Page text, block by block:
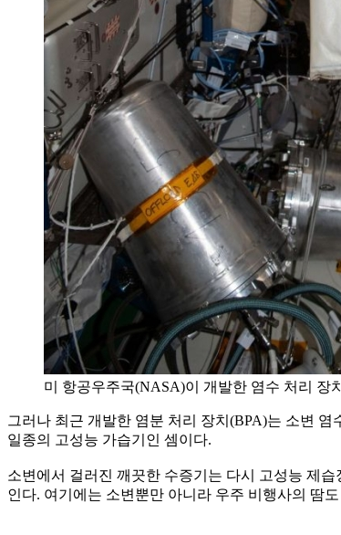
미 항공우주국(NASA)이 개발한 염수 처리 장
그러나 최근 개발한 염분 처리 장치(BPA)는 소변
일종의 고성능 가습기인 셈이다.
소변에서 걸러진 깨끗한 수증기는 다시 고성능 제
인다. 여기에는 소변뿐만 아니라 우주 비행사의 땀